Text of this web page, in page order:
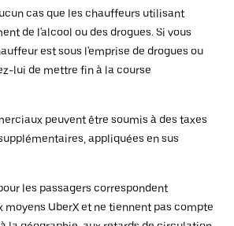
cas que les chauffeurs utilisant
de l'alcool ou des drogues. Si vous
est sous l'emprise de drogues ou
lui de mettre fin à la course
peuvent être soumis à des taxes
appliquées en sus
les passagers correspondent
moyens UberX et ne tiennent pas compte